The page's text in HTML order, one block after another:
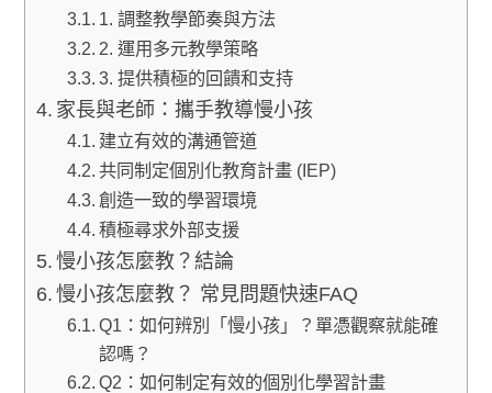
1. 調整教學節奏與方法
2. 運用多元教學策略
3. 提供積極的回饋和支持
家長與老師：攜手教導慢小孩
建立有效的溝通管道
共同制定個別化教育計畫 (IEP)
創造一致的學習環境
積極尋求外部支援
慢小孩怎麼教？結論
慢小孩怎麼教？ 常見問題快速FAQ
Q1：如何辨別「慢小孩」？單憑觀察就能確
認嗎？
Q2：如何制定有效的個別化學習計畫